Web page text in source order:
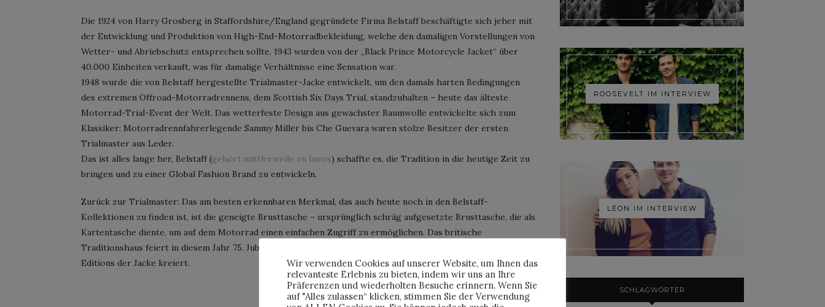
Die 1924 von Harry Grosberg in Staffordshire/England gegründete Firma Belstaff beschäftigte sich jeher mit
der Entwicklung und Produktion von High-End-Motorradbekleidung, welche den damaligen Vorstellungen von
Wetter- und Abriebschutz entsprechen sollte. 1943 wurden von der „Black Prince Motorcycle Jacket“ über
40.000 Einheiten verkauft, was für damalige Verhältnisse eine Sensation war.
1948 wurde die von Belstaff hergestellte Trialmaster-Jacke entwickelt, um den damals harten Bedingungen
des extremen Offroad-Motorradrennens, dem Scottish Six Days Trial, standzuhalten – heute das älteste
Motorrad-Trial-Event der Welt. Das wetterfeste Design aus gewachster Baumwolle entwickelte sich zum
Klassiker: Motorradrennfahrerlegende Sammy Miller bis Che Guevara waren stolze Besitzer der ersten
Trialmaster aus Leder.
Das ist alles lange her, Belstaff (gehört mittlerweile zu Ineos) schaffte es, die Tradition in die heutige Zeit zu
bringen und zu einer Global Fashion Brand zu entwickeln.
Zurück zur Trialmaster: Das am besten erkennbaren Merkmal, das auch heute noch in den Belstaff-
Kollektionen zu finden ist, ist die geneigte Brusttasche – ursprünglich schräg aufgesetzte Brusttasche, die als
Kartentasche diente, um auf dem Motorrad einen einfachen Zugriff zu ermöglichen. Das britische
Traditionshaus feiert in diesem Jahr 75. Jubiläum der bekannten Trialmaster und hat dafür drei Limited
Editions der Jacke kreiert.
ROOSEVELT IM INTERVIEW
LÉON IM INTERVIEW
SCHLAGWÖRTER
Wir verwenden Cookies auf unserer Website, um Ihnen das
relevanteste Erlebnis zu bieten, indem wir uns an Ihre
Präferenzen und wiederholten Besuche erinnern. Wenn Sie
auf "Alles zulassen“ klicken, stimmen Sie der Verwendung